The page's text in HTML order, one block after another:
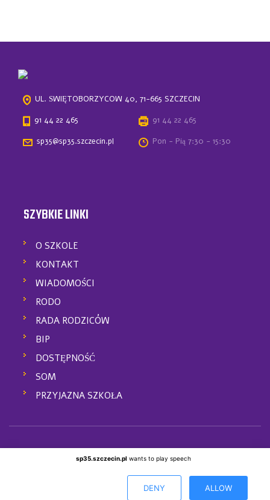
UL. ŚWIĘTOBORZYCÓW 40, 71-665 SZCZECIN
91 44 22 465
91 44 22 465
sp35@sp35.szczecin.pl
Pon - Pią 7:30 - 15:30
SZYBKIE LINKI
O SZKOLE
KONTAKT
WIADOMOŚCI
RODO
RADA RODZICÓW
BIP
DOSTĘPNOŚĆ
SOM
PRZYJAZNA SZKOŁA
Copyright © 2019Szkoła Podstawowa nr 35 im. Jana Pawła II w
SzczecinieWszystkie prawa zastrzeżone
Projekt i wykonanieSP 35 Szczecin
sp35.szczecin.pl wants to play speech
DENY ALLOW